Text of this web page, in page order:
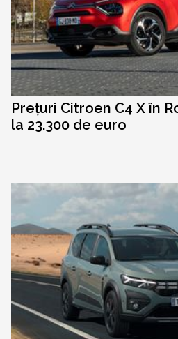
Prețuri Citroen C4 X în
la 23.300 de euro